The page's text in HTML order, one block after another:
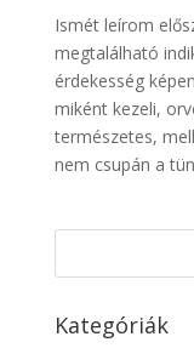
Ismét leírom
megtalálható
érdekesség
miként kezeli,
természetes,
nem csupán a
Kategóriák